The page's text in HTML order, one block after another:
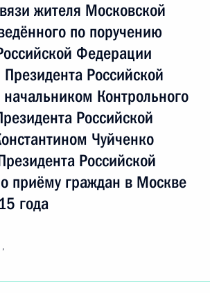
жителя Московской
по поручению
Федерации
Российской
Контрольного
Российской
Чуйченко
Российской
приёму граждан в Москве
года